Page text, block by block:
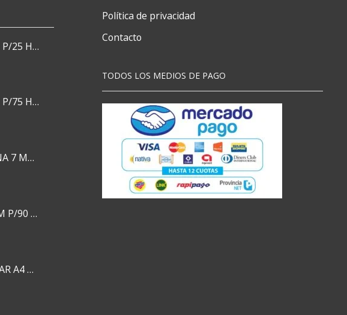
ESPIRAL PLASTICO 7 MM P/25 HJS X50x3000
ESPIRAL PLASTICO 9 MM P/75 HJS X50X2400
SILICONA BARRA CBX FINA 7 MM 28 CM
ESPIRAL PLASTICO 12 MM P/90 HJS X50X1500
TAPA PARA ENCUADERNAR A4 TRANSP x50x500
Política de privacidad
Contacto
TODOS LOS MEDIOS DE PAGO